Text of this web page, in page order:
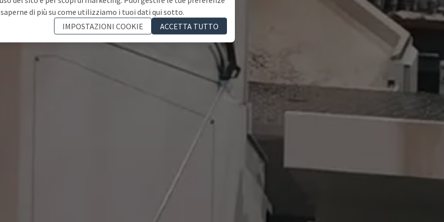
di più su come utilizziamo i tuoi dati qui sotto.
IMPOSTAZIONI COOKIE
ACCETTA TUTTO